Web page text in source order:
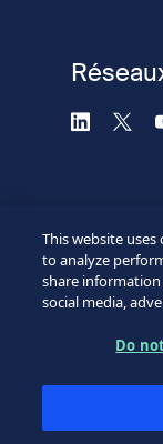
©2026 SICPA
Politique de
Formulaire
This website
to analyze
share
social media,
Do